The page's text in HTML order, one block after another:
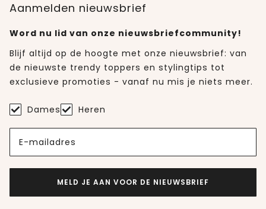
Aanmelden nieuwsbrief
Word nu lid van onze nieuwsbriefcommunity!
Blijf altijd op de hoogte met onze nieuwsbrief: van
de nieuwste trendy toppers en stylingtips tot
exclusieve promoties - vanaf nu mis je niets meer.
Dames Heren
E-mailadres
MELD JE AAN VOOR DE NIEUWSBRIEF